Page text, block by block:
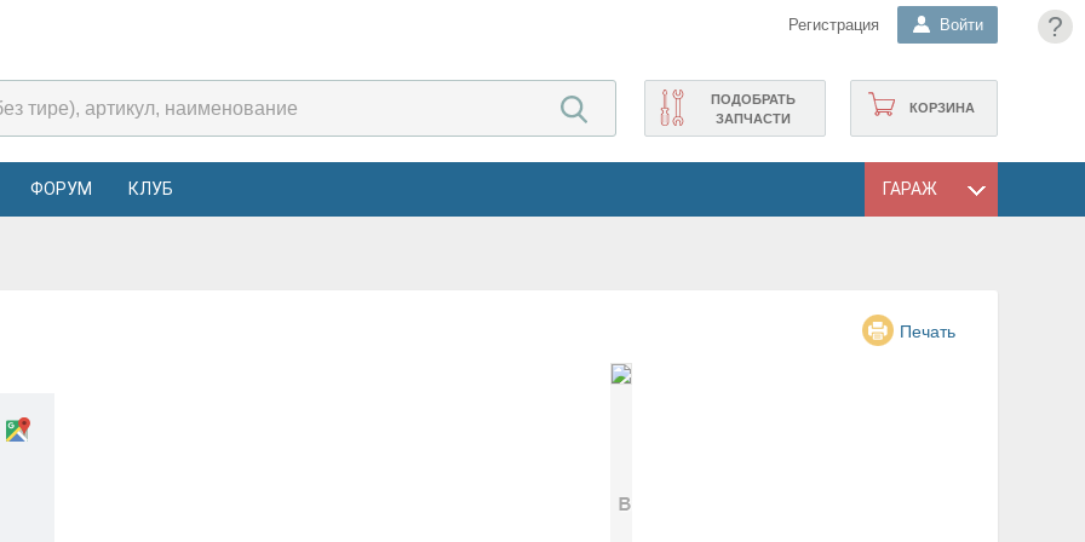
?
Регистрация Войти
КОРЗИНА
ПОДОБРАТЬ
ЗАПЧАСТИ
ФОРУМ КЛУБ ГАРАЖ
Печать